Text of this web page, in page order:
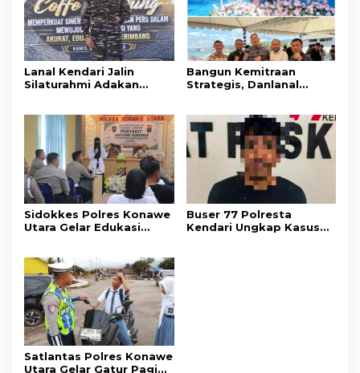
Lanal Kendari Jalin
Silaturahmi Adakan
Bangun Kemitraan
Strategis, Danlanal
Objektif dan Berimbang
Sidokkes Polres Konawe
Utara Gelar Edukasi
Kesadaran Personel
akan Pentingnya Hidup
Sehat
Buser 77 Polresta
Kendari Ungkap Kasus
Satlantas Polres Konawe
Utara Gelar Gatur Pagi